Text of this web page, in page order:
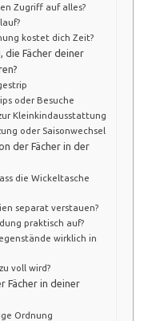
Zugriff auf alles?
kostet dich Zeit?
die Fächer deiner
oder Besuche
Kleinkindausstattung
oder Saisonwechsel
der Fächer in der
die Wickeltasche
separat verstauen?
praktisch auf?
wirklich in
voll wird?
Fächer in deiner
Ordnung